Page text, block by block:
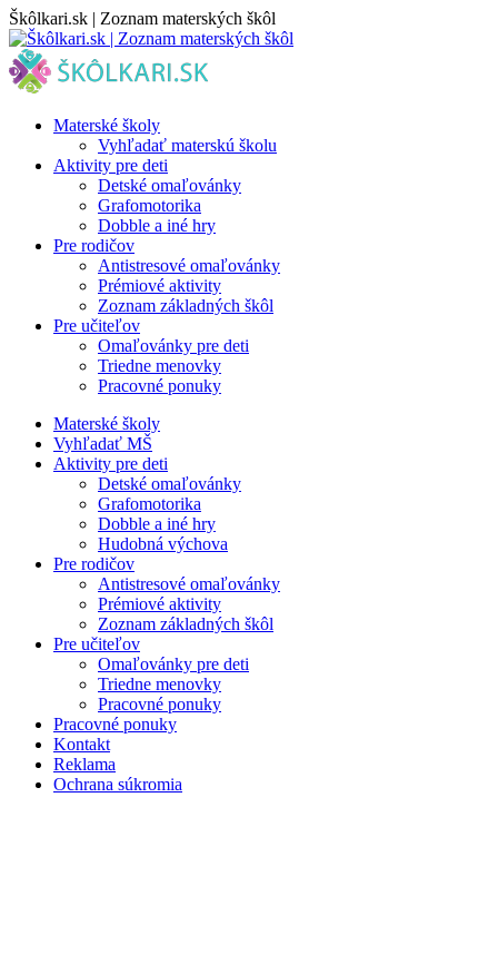
Skip
to
content
Škôlkari.sk | Zoznam materských škôl
Materské školy
Vyhľadať materskú školu
Aktivity pre deti
Detské omaľovánky
Grafomotorika
Dobble a iné hry
Pre rodičov
Antistresové omaľovánky
Prémiové aktivity
Zoznam základných škôl
Pre učiteľov
Omaľovánky pre deti
Triedne menovky
Pracovné ponuky
Materské školy
Vyhľadať MŠ
Aktivity pre deti
Detské omaľovánky
Grafomotorika
Dobble a iné hry
Hudobná výchova
Pre rodičov
Antistresové omaľovánky
Prémiové aktivity
Zoznam základných škôl
Pre učiteľov
Omaľovánky pre deti
Triedne menovky
Pracovné ponuky
Pracovné ponuky
Kontakt
Reklama
Ochrana súkromia